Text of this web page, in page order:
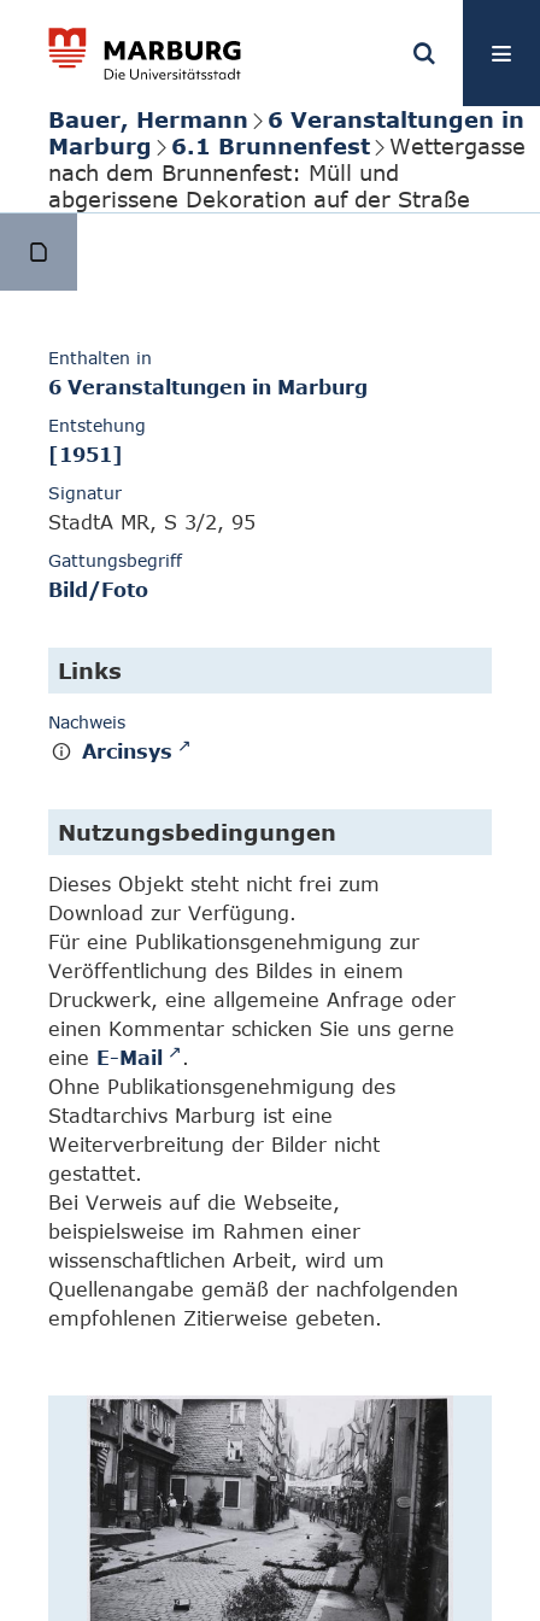
Bauer, Hermann
6 Veranstaltungen in
Marburg
6.1 Brunnenfest
Wettergasse
nach dem Brunnenfest: Müll und
abgerissene Dekoration auf der Straße
Enthalten in
6 Veranstaltungen in Marburg
Entstehung
[1951]
Signatur
StadtA MR, S 3/2, 95
Gattungsbegriff
Bild/Foto
Links
Nachweis
Arcinsys
Nutzungsbedingungen
Dieses Objekt steht nicht frei zum
Download zur Verfügung.
Für eine Publikationsgenehmigung zur
Veröffentlichung des Bildes in einem
Druckwerk, eine allgemeine Anfrage oder
einen Kommentar schicken Sie uns gerne
eine E-Mail
.
Ohne Publikationsgenehmigung des
Stadtarchivs Marburg ist eine
Weiterverbreitung der Bilder nicht
gestattet.
Bei Verweis auf die Webseite,
beispielsweise im Rahmen einer
wissenschaftlichen Arbeit, wird um
Quellenangabe gemäß der nachfolgenden
empfohlenen Zitierweise gebeten.